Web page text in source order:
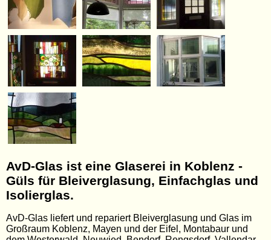
AvD-Glas ist eine Glaserei in Koblenz -
Güls für Bleiverglasung, Einfachglas und
Isolierglas.
AvD-Glas liefert und repariert Bleiverglasung und Glas im
Großraum Koblenz, Mayen und der Eifel, Montabaur und